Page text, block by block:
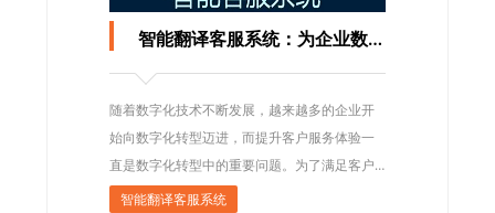
智能翻译客服系统：为企业数字化转型提供有力支持
随着数字化技术不断发展，越来越多的企业开
始向数字化转型迈进，而提升客户服务体验一
直是数字化转型中的重要问题。为了满足客户
多元化的需求，企业需要为客户提供更加便
智能翻译客服系统